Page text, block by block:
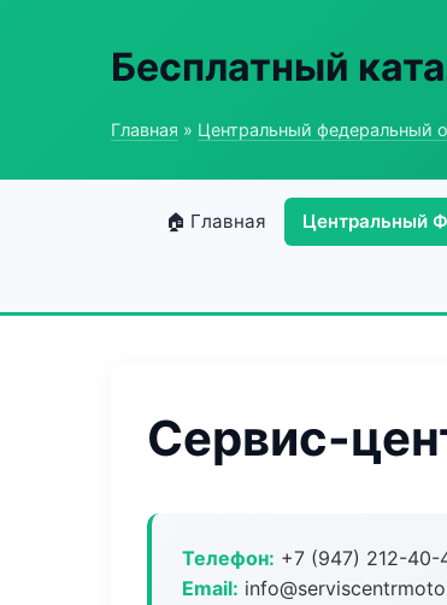
Бесплатный
Главная » Центральный федеральный
🏠 Главная Центральный
Сервис-
Телефон: +7 (947) 212-40-
Email: